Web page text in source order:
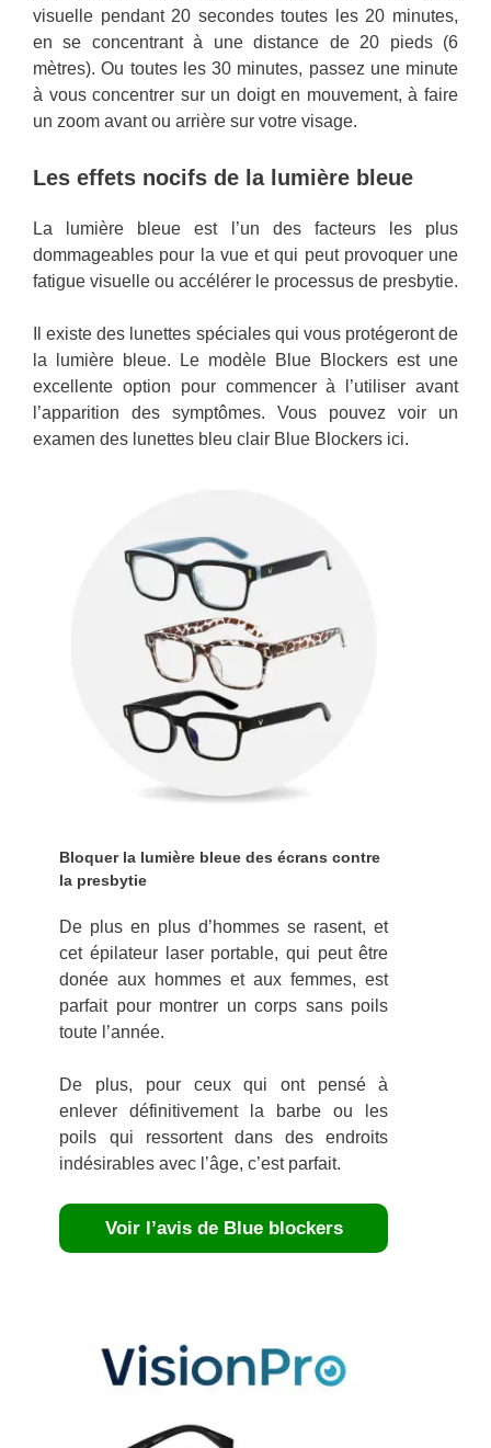
visuelle pendant 20 secondes toutes les 20 minutes,
en se concentrant à une distance de 20 pieds (6
mètres). Ou toutes les 30 minutes, passez une minute
à vous concentrer sur un doigt en mouvement, à faire
un zoom avant ou arrière sur votre visage.
Les effets nocifs de la lumière bleue
La lumière bleue est l’un des facteurs les plus
dommageables pour la vue et qui peut provoquer une
fatigue visuelle ou accélérer le processus de presbytie.
Il existe des lunettes spéciales qui vous protégeront de
la lumière bleue. Le modèle Blue Blockers est une
excellente option pour commencer à l’utiliser avant
l’apparition des symptômes. Vous pouvez voir un
examen des lunettes bleu clair Blue Blockers ici.
Bloquer la lumière bleue des écrans contre
la presbytie
De plus en plus d’hommes se rasent, et
cet épilateur laser portable, qui peut être
donée aux hommes et aux femmes, est
parfait pour montrer un corps sans poils
toute l’année.
De plus, pour ceux qui ont pensé à
enlever définitivement la barbe ou les
poils qui ressortent dans des endroits
indésirables avec l’âge, c’est parfait.
Voir l’avis de Blue blockers